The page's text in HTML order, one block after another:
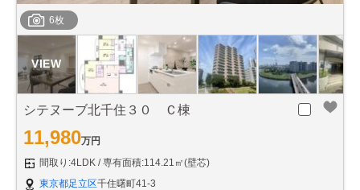
6枚
シテヌーブ北千住３０ Ｃ棟
11,980万円
間取り:4LDK
専有面積:114.21㎡(壁芯)
東京都足立区千住曙町41-3